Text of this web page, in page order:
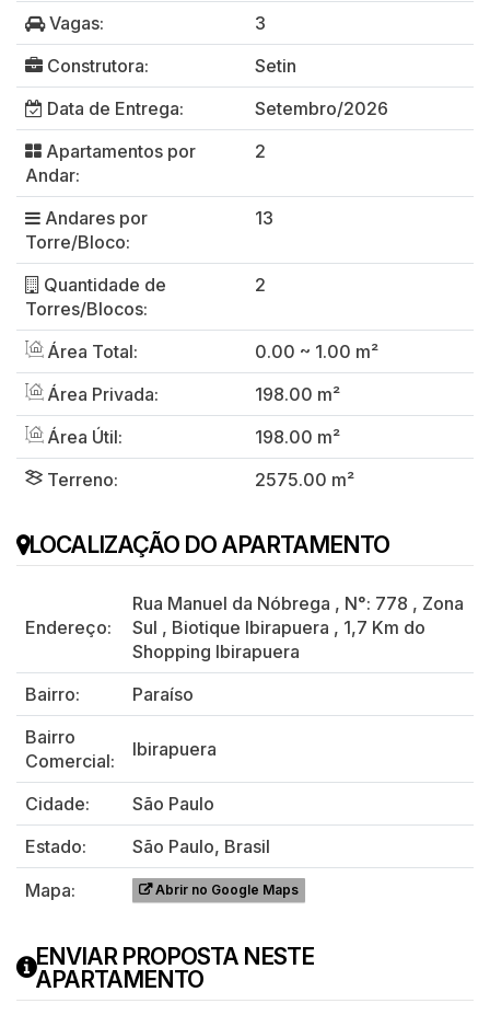
Vagas:
3
Construtora:
Setin
Data de Entrega:
Setembro/2026
Apartamentos por
Andar:
2
Andares por
Torre/Bloco:
13
Quantidade de
Torres/Blocos:
2
Área Total:
0.00 ~ 1.00 m²
Área Privada:
198.00 m²
Área Útil:
198.00 m²
Terreno:
2575.00 m²
LOCALIZAÇÃO DO APARTAMENTO
Endereço:
Rua Manuel da Nóbrega , N°: 778 , Zona
Sul , Biotique Ibirapuera , 1,7 Km do
Shopping Ibirapuera
Bairro:
Paraíso
Bairro
Comercial:
Ibirapuera
Cidade:
São Paulo
Estado:
São Paulo, Brasil
Mapa:
Abrir no Google Maps
ENVIAR PROPOSTA NESTE
APARTAMENTO